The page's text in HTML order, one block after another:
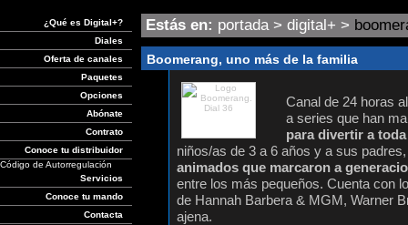
¿Qué es Digital+?
Diales
Oferta de canales
Paquetes
Opciones
Abónate
Contrato
Conoce tu distribuidor
Código de Autorregulación
Servicios
Conoce tu mando
Contacta
Estás en: portada> digital+ >
Boomerang, uno más de la familia
Canal de 24 horas
a series que han
para divertir a
niños/as de 3 a 6 años y a sus
animados que marcaron a
entre los más pequeños. Cuenta con
de Hannah Barbera & MGM, Warner
ajena.